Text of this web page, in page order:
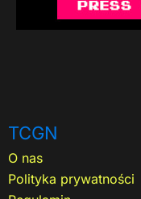
TCGN
O nas
Polityka prywatności